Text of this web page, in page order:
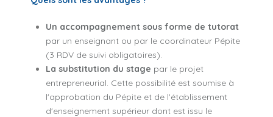
Un accompagnement sous forme de tutorat
par un enseignant ou par le coordinateur Pépite
(3 RDV de suivi obligatoires).
La substitution du stage par le projet
entrepreneurial. Cette possibilité est soumise à
l'approbation du Pépite et de l'établissement
d'enseignement supérieur dont est issu le